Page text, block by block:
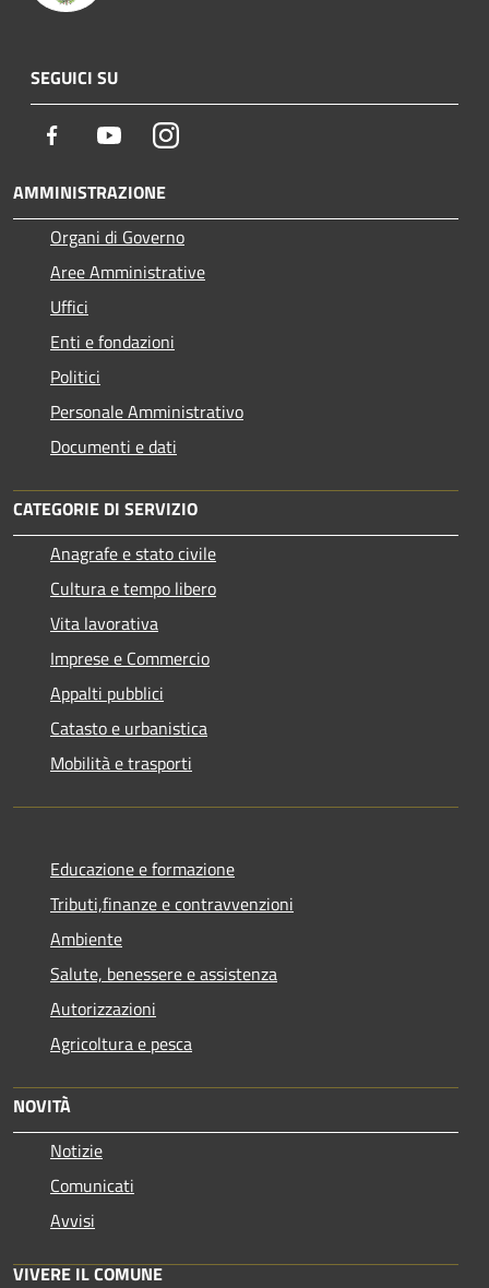
SEGUICI SU
Facebook YoutubeInstagram
AMMINISTRAZIONE
Organi di Governo
Aree Amministrative
Uffici
Enti e fondazioni
Politici
Personale Amministrativo
Documenti e dati
CATEGORIE DI SERVIZIO
Anagrafe e stato civile
Cultura e tempo libero
Vita lavorativa
Imprese e Commercio
Appalti pubblici
Catasto e urbanistica
Mobilità e trasporti
Educazione e formazione
Tributi,finanze e contravvenzioni
Ambiente
Salute, benessere e assistenza
Autorizzazioni
Agricoltura e pesca
NOVITÀ
Notizie
Comunicati
Avvisi
VIVERE IL COMUNE